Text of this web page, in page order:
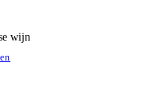
wijn